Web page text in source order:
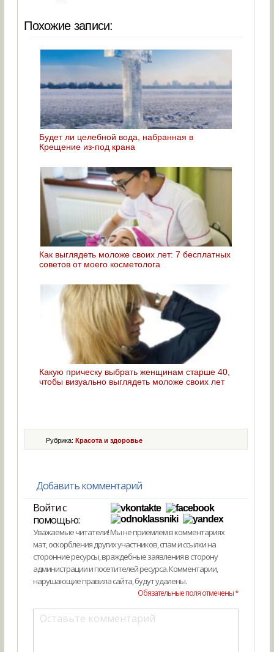
Похожие записи:
Будет ли целебной вода, набранная в
Крещение из-под крана
Как выглядеть моложе своих лет: 7 бесплатных
советов от моего косметолога
Какую прическу выбрать женщинам старше 40,
чтобы визуально выглядеть моложе своих лет
Рубрика:Красота и здоровье
Добавить комментарий
Войти с
помощью:
Уважаемые читатели! Мы не приемлем в комментариях
мат, оскорбления других участников, спам и ссылки на
сторонние ресурсы, враждебные заявления в сторону
администрации и посетителей ресурса. Комментарии,
нарушающие правила сайта, будут удалены.
Обязательные поля отмечены *